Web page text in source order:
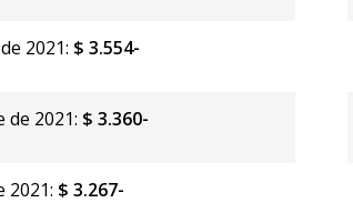
2021: $ 3.554-
de 2021: $ 3.360-
2021: $ 3.267-